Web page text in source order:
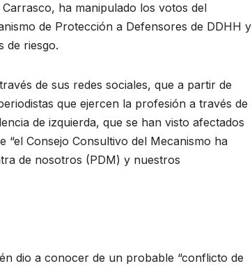
ha manipulado los votos del
de Protección a Defensores de DDHH y
de riesgo.
de sus redes sociales, que a partir de
que ejercen la profesión a través de
de izquierda, que se han visto afectados
Consejo Consultivo del Mecanismo ha
de nosotros (PDM) y nuestros
dio a conocer de un probable “conflicto de